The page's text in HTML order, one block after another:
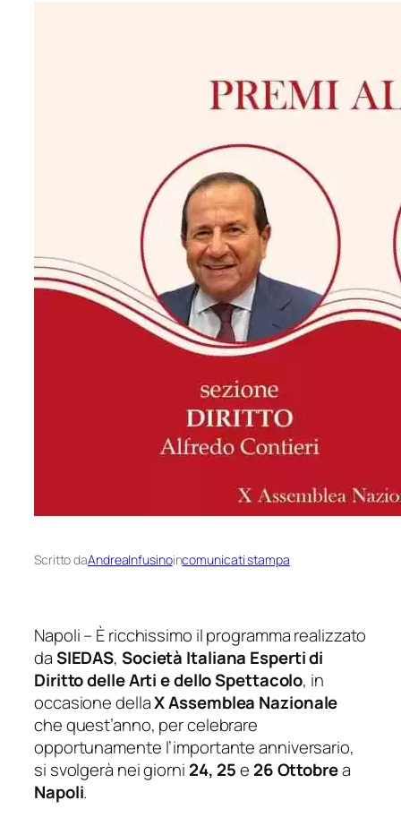
Scritto daAndreaInfusinoincomunicati stampa
Napoli – È ricchissimo il programma realizzato
daSIEDAS, Società Italiana Esperti di
Diritto delle Arti e dello Spettacolo, in
occasione dellaXAssemblea Nazionale
che quest’anno, per celebrare
opportunamente l’importante anniversario,
si svolgerà nei giorni 24, 25e 26 Ottobrea
Napoli.